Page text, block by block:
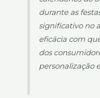
durante as
significativo no
eficácia com
dos
personalização